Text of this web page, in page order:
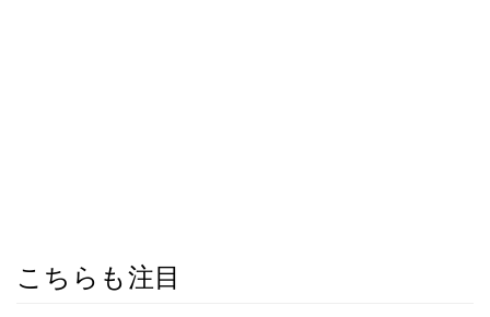
こちらも注目